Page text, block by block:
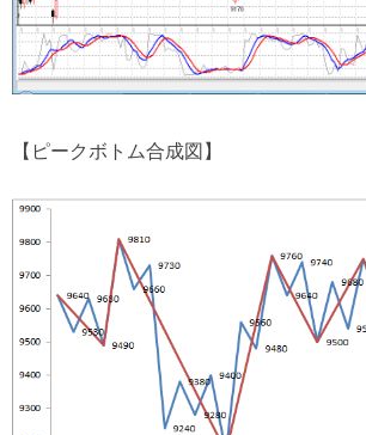
【ピークボトム合成図】